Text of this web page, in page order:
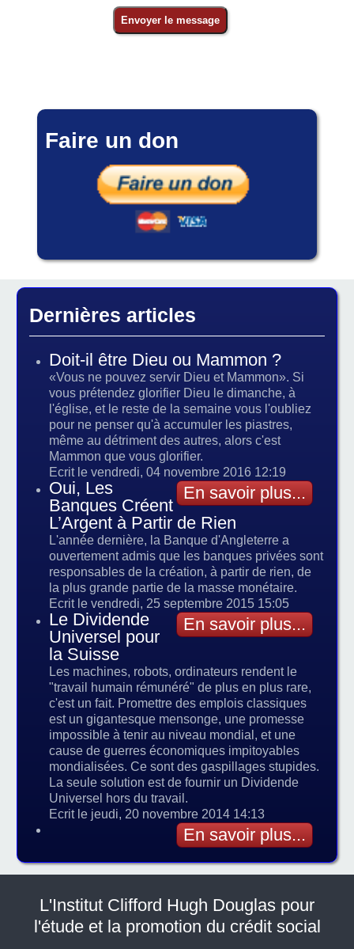
Faire un don
Dernières articles
Doit-il être Dieu ou Mammon ?
«Vous ne pouvez servir Dieu et Mammon». Si
vous prétendez glorifier Dieu le dimanche, à
l'église, et le reste de la semaine vous l'oubliez
pour ne penser qu'à accumuler les piastres,
même au détriment des autres, alors c'est
Mammon que vous glorifier.
Ecrit le vendredi, 04 novembre 2016 12:19
En savoir plus...
Oui, Les
Banques Créent
L’Argent à Partir de Rien
L'année dernière, la Banque d'Angleterre a
ouvertement admis que les banques privées sont
responsables de la création, à partir de rien, de
la plus grande partie de la masse monétaire.
Ecrit le vendredi, 25 septembre 2015 15:05
En savoir plus...
Le Dividende
Universel pour
la Suisse
Les machines, robots, ordinateurs rendent le
"travail humain rémunéré" de plus en plus rare,
c'est un fait. Promettre des emplois classiques
est un gigantesque mensonge, une promesse
impossible à tenir au niveau mondial, et une
cause de guerres économiques impitoyables
mondialisées. Ce sont des gaspillages stupides.
La seule solution est de fournir un Dividende
Universel hors du travail.
Ecrit le jeudi, 20 novembre 2014 14:13
En savoir plus...
L'Institut Clifford Hugh Douglas pour
l'étude et la promotion du crédit social